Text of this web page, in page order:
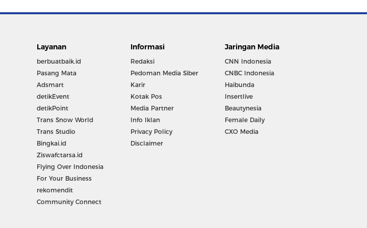
Layanan
berbuatbaik.id
Pasang Mata
Adsmart
detikEvent
detikPoint
Trans Snow World
Trans Studio
Bingkai.id
Ziswafctarsa.id
Flying Over Indonesia
For Your Business
rekomendit
Community Connect
Informasi
Redaksi
Pedoman Media Siber
Karir
Kotak Pos
Media Partner
Info Iklan
Privacy Policy
Disclaimer
Jaringan Media
CNN Indonesia
CNBC Indonesia
Haibunda
Insertlive
Beautynesia
Female Daily
CXO Media